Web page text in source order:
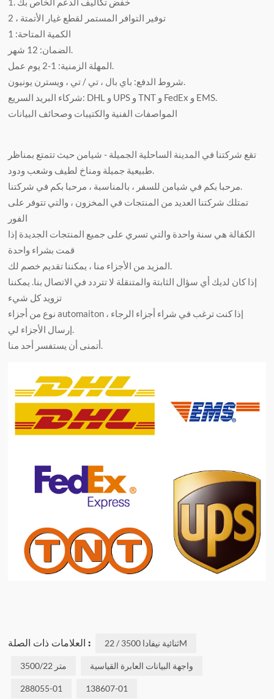
2 ، توفير التوافر المستمر لقطع غيار الأتمتة
الكمية المتاحة: 1
الضمان: 12 شهر.
المهلة الزمنية: 1-2 يوم عمل.
شروط الدفع: باي بال ، تي / تي ، ويسترن يونيون.
شركاء البريد السريع: DHL و UPS و TNT و FedEx و EMS.
المواصفات الفنية والكتيبات وصحائف البيانات
تقع شركتنا في المدينة الساحلية الجميلة - شيامن حيث تتمتع بمناظر
طبيعية جميلة ومناخ لطيف وشعب ودود.
مرحبا بكم في شيامن للسفر ، بالمناسبة ، مرحبا بكم في شركتنا.
تمتلك شركتنا العديد من المنتجات في المخزون ، والتي تتوفر على
الفور
الكفالة هي سنة واحدة والتي تسري على جميع المنتجات الجديدة إذا
قمت بشراء واحدة
المزيد من الأجزاء منا ، يمكننا تقديم خصم لك.
إذا كان لديك أي سؤال الثابتة والمتنقلة لا تتردد في الاتصال بنا. يمكننا
تزويد كل شيء
نوع من أجزاء automaiton ، إذا كنت ترغب في شراء أجزاء الرجاء
إرسال الأجزاء لي.
أتمنى أن يستفسر أحد منا.
العلامات ذات الصلة : ثنائية نيفادا 3500 / 22M
3500/22 متر واجهة البيانات العابرة القياسية
288055-01 138607-01